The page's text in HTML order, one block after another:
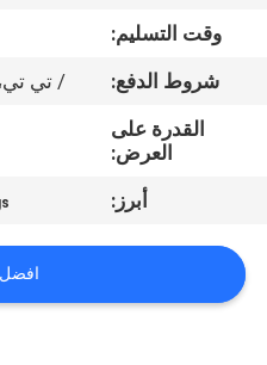
اتصل
خريطة
الموقع
وقت التسليم:
شروط الدفع:
/ تي تي،
القدرة على
العرض:
أبرز: